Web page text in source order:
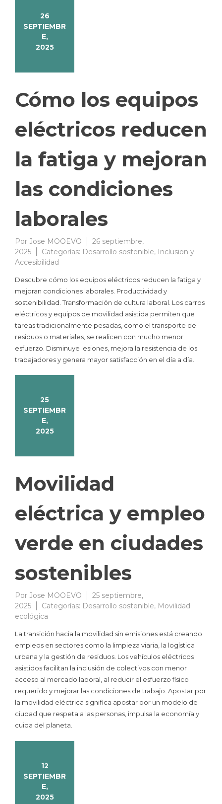
26
SEPTIEMBR
E,
2025
Cómo los equipos
eléctricos reducen
la fatiga y mejoran
las condiciones
laborales
Por Jose MOOEVO
26 septiembre,
2025
Categorías: Desarrollo sostenible, Inclusion y
Accesibilidad
Descubre cómo los equipos eléctricos reducen la fatiga y
mejoran condiciones laborales. Productividad y
sostenibilidad. Transformación de cultura laboral. Los carros
eléctricos y equipos de movilidad asistida permiten que
tareas tradicionalmente pesadas, como el transporte de
residuos o materiales, se realicen con mucho menor
esfuerzo. Disminuye lesiones, mejora la resistencia de los
trabajadores y genera mayor satisfacción en el día a día.
25
SEPTIEMBR
E,
2025
Movilidad
eléctrica y empleo
verde en ciudades
sostenibles
Por Jose MOOEVO
25 septiembre,
2025
Categorías: Desarrollo sostenible, Movilidad
ecológica
La transición hacia la movilidad sin emisiones está creando
empleos en sectores como la limpieza viaria, la logística
urbana y la gestión de residuos. Los vehículos eléctricos
asistidos facilitan la inclusión de colectivos con menor
acceso al mercado laboral, al reducir el esfuerzo físico
requerido y mejorar las condiciones de trabajo. Apostar por
la movilidad eléctrica significa apostar por un modelo de
ciudad que respeta a las personas, impulsa la economía y
cuida del planeta.
12
SEPTIEMBR
E,
2025